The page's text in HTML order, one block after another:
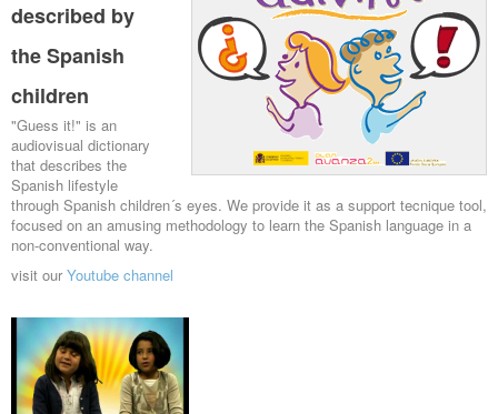
described by
the Spanish
children
"Guess it!" is an
audiovisual dictionary
that describes the
Spanish lifestyle
through Spanish children´s eyes. We provide it as a support tecnique tool,
focused on an amusing methodology to learn the Spanish language in a
non-conventional way.
visit our Youtube channel